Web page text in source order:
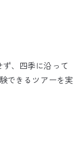
、四季に沿って
できるツアーを実